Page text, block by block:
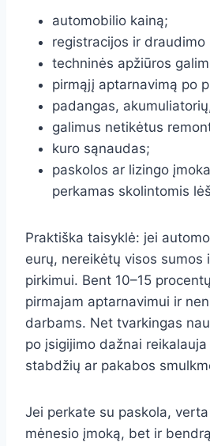
automobilio kainą;
registracijos ir draudimo
techninės apžiūros
pirmąjį aptarnavimą po
padangas,
galimus netikėtus
kuro sąnaudas;
paskolos ar lizingo
perkamas skolintomis
Praktiška taisyklė: jei
eurų, nereikėtų visos sumos
pirkimui. Bent 10–15
pirmajam aptarnavimui ir
darbams. Net tvarkingas
po įsigijimo dažnai
stabdžių ar pakabos
Jei perkate su paskola,
mėnesio įmoką, bet ir